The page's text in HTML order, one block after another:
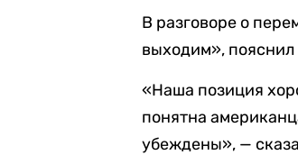
В разговоре о
выходим», пояснил
«Наша позиция
понятна
убеждены», —